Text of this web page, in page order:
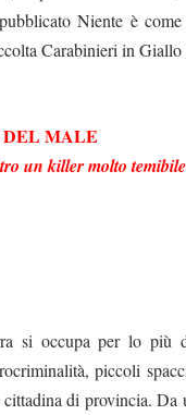
Niente è
Carabinieri in
DEL MALE
un killer molto temibile
si occupa per lo più
piccoli
di provincia. Da